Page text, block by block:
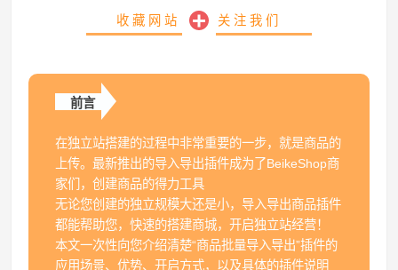
收藏网站 关注我们
前言
在独立站搭建的过程中非常重要的一步，就是商品的
上传。最新推出的导入导出插件成为了BeikeShop商
家们，创建商品的得力工具
无论您创建的独立规模大还是小，导入导出商品插件
都能帮助您，快速的搭建商城，开启独立站经营！
本文一次性向您介绍清楚“商品批量导入导出”插件的
应用场景、优势、开启方式，以及具体的插件说明